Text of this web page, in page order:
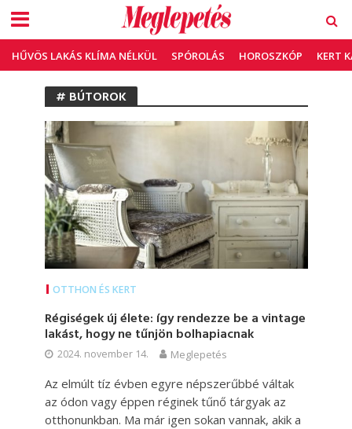
HŰVÖS LAKÁS KLÍMA NÉLKÜL SPÓROLÁS HOROSZKÓP KERT
# BÚTOROK
OTTHON ÉS KERT
Régiségek új élete: így rendezze be a vintage
lakást, hogy ne tűnjön bolhapiacnak
2024. november 14. Meglepetés
Az elmúlt tíz évben egyre népszerűbbé váltak
az ódon vagy éppen réginek tűnő tárgyak az
otthonunkban. Ma már igen sokan vannak, akik a